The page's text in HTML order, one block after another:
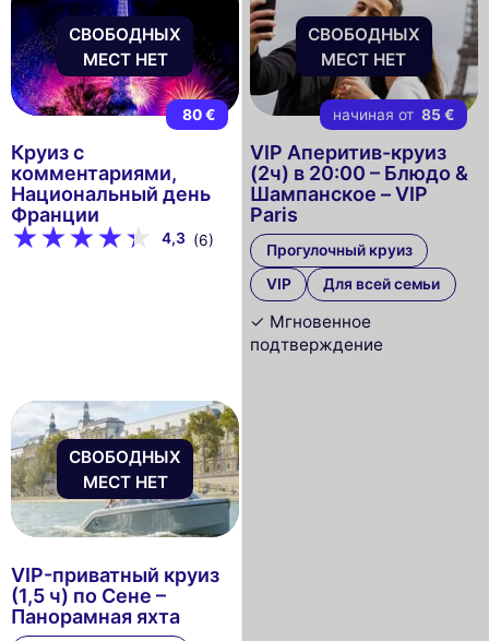
СВОБОДНЫХ
МЕСТ НЕТ
80 €
Круиз с
комментариями,
Национальный день
Франции
4,3 (6)
СВОБОДНЫХ
МЕСТ НЕТ
начиная от 85 €
VIP Аперитив-круиз
(2ч) в 20:00 – Блюдо &
Шампанское – VIP
Paris
Прогулочный круиз
VIP
Для всей семьи
✓ Мгновенное
подтверждение
СВОБОДНЫХ
МЕСТ НЕТ
VIP-приватный круиз
(1,5 ч) по Сене –
Панорамная яхта